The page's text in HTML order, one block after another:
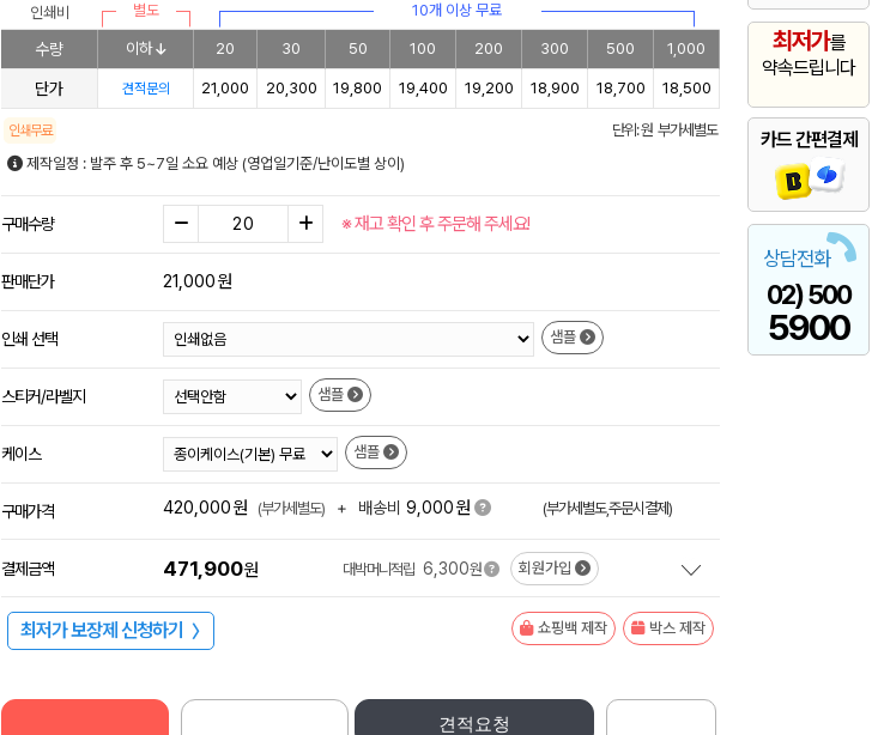
최저가를
약속드립니다
카드 간편결제
상담전화
02) 500
5900
인쇄비 별도 10개 이상 무료
수량 이하 20 30 50 100 200 300 500 1,000
단가 견적문의 21,000 20,300 19,800 19,400 19,200 18,900 18,700 18,500
인쇄무료
단위: 원 부가세별도
제작일정 : 발주 후 5~7일 소요 예상 (영업일기준/난이도별 상이)
구매수량 ※ 재고 확인 후 주문해 주세요!
판매단가 21,000원
인쇄 선택 샘플
스티커/라벨지 샘플
케이스 샘플
구매가격 420,000원 (부가세별도) + 배송비 9,000원 (부가세별도,주문시결제)
결제금액 471,900원 대박머니적립 6,300원 회원가입
최저가 보장제 신청하기 〉 쇼핑백 제작 박스 제작
견적요청